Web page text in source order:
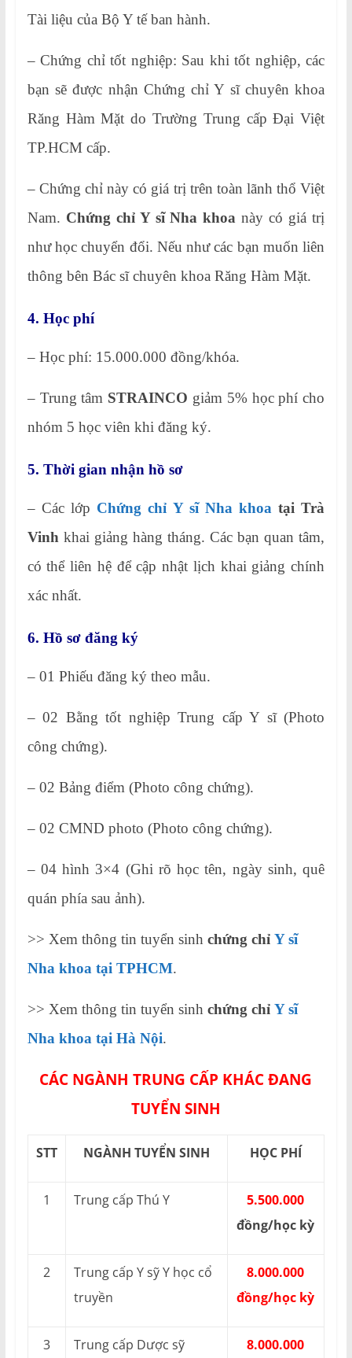
Tài liệu của Bộ Y tế ban hành.
– Chứng chỉ tốt nghiệp: Sau khi tốt nghiệp, các
bạn sẽ được nhận Chứng chỉ Y sĩ chuyên khoa
Răng Hàm Mặt do Trường Trung cấp Đại Việt
TP.HCM cấp.
– Chứng chỉ này có giá trị trên toàn lãnh thổ Việt
Nam. Chứng chỉ Y sĩ Nha khoa này có giá trị
như học chuyển đổi. Nếu như các bạn muốn liên
thông bên Bác sĩ chuyên khoa Răng Hàm Mặt.
4. Học phí
– Học phí: 15.000.000 đồng/khóa.
– Trung tâm STRAINCO giảm 5% học phí cho
nhóm 5 học viên khi đăng ký.
5. Thời gian nhận hồ sơ
– Các lớp Chứng chỉ Y sĩ Nha khoa tại Trà
Vinhkhai giảng hàng tháng. Các bạn quan tâm,
có thể liên hệ để cập nhật lịch khai giảng chính
xác nhất.
6. Hồ sơ đăng ký
– 01 Phiếu đăng ký theo mẫu.
– 02 Bằng tốt nghiệp Trung cấp Y sĩ (Photo
công chứng).
– 02 Bảng điểm (Photo công chứng).
– 02 CMND photo (Photo công chứng).
– 04 hình 3×4 (Ghi rõ học tên, ngày sinh, quê
quán phía sau ảnh).
>> Xem thông tin tuyển sinh chứng chỉ Y sĩ
Nha khoa tại TPHCM.
>> Xem thông tin tuyển sinh chứng chỉ Y sĩ
Nha khoa tại Hà Nội.
CÁC NGÀNH TRUNG CẤP KHÁC ĐANG
TUYỂN SINH
STT NGÀNH TUYỂN SINH HỌC PHÍ
1 Trung cấp Thú Y
5.500.000
đồng/học kỳ
2
Trung cấp Y sỹ Y học cổ
truyền
8.000.000
đồng/học kỳ
3 Trung cấp Dược sỹ 8.000.000